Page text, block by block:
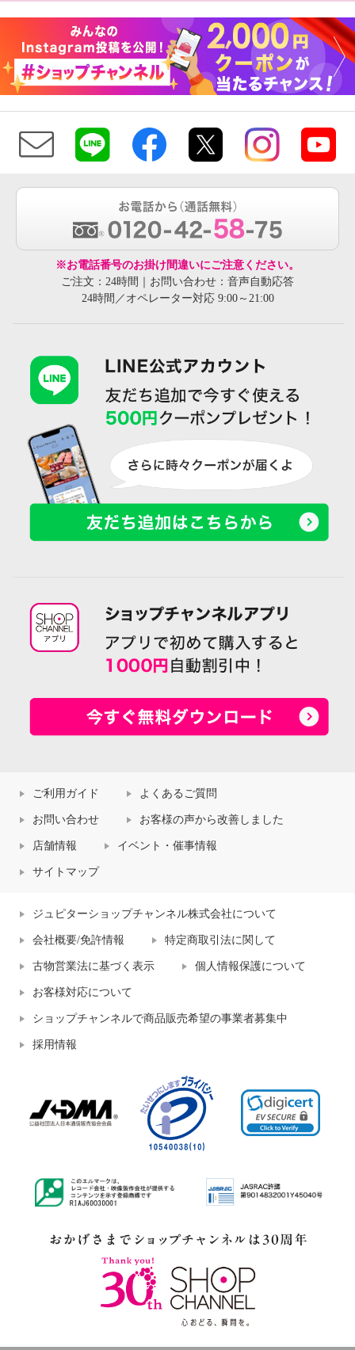
※お電話番号のお掛け間違いにご注意ください。
ご注文：24時間｜お問い合わせ：音声自動応答
24時間／オペレーター対応 9:00～21:00
ご利用ガイド よくあるご質問
お問い合わせ お客様の声から改善しました
店舗情報 イベント・催事情報
サイトマップ
ジュピターショップチャンネル株式会社について
会社概要/免許情報 特定商取引法に関して
古物営業法に基づく表示 個人情報保護について
お客様対応について
ショップチャンネルで商品販売希望の事業者募集中
採用情報